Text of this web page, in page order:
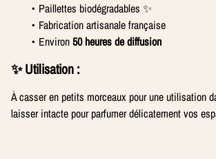
Paillettes biodégradables ✨
Fabrication artisanale française
Environ50 heures de diffusion
✨ Utilisation :
À casser en petits morceaux pour une utilisation
laisser intacte pour parfumer délicatement vos